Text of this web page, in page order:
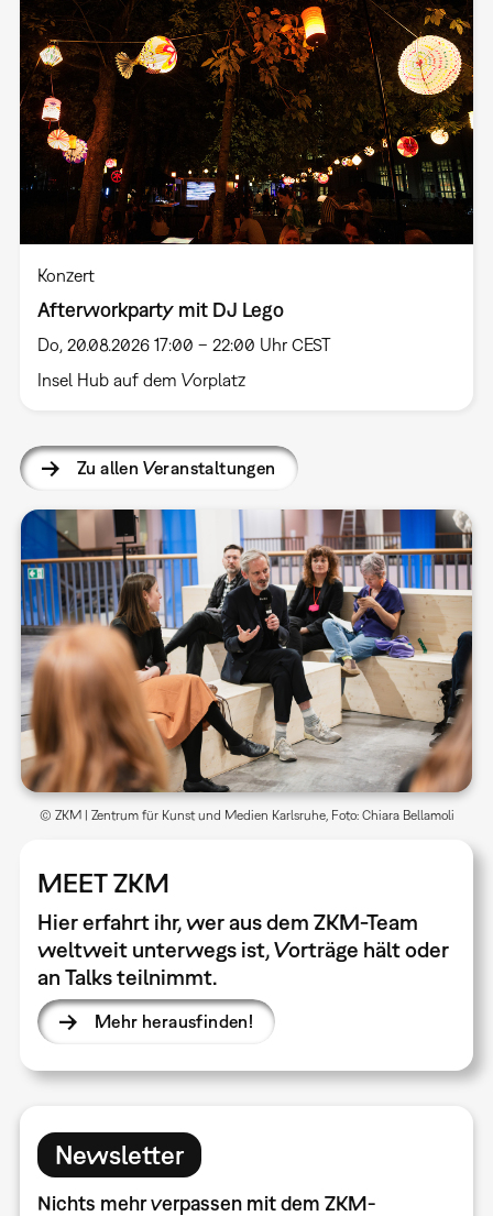
Konzert
Afterworkparty mit DJ Lego
Do, 20.08.2026 17:00 – 22:00 Uhr CEST
Insel Hub auf dem Vorplatz
Zu allen Veranstaltungen
MEET ZKM
Hier erfahrt ihr, wer aus dem ZKM-Team
weltweit unterwegs ist, Vorträge hält oder
an Talks teilnimmt.
Mehr herausfinden!
© ZKM | Zentrum für Kunst und Medien Karlsruhe, Foto: Chiara Bellamoli
Newsletter
Nichts mehr verpassen mit dem ZKM-